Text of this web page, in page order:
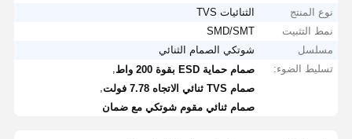
نوع المنتج
الثنائيات TVS
نمط التثبيت
SMD/SMT
مسلسل
شوتكي الصمام الثنائي
تسليط الضوء:
صمام حماية ESD بقوة 200 واط
صمام TVS ثنائي الاتجاه 7.78 فولت
صمام ثنائي مقوم شوتكي مع ضمان